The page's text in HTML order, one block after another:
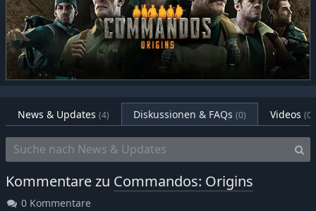
News & Updates (4) Diskussionen & FAQs (0) Videos (0)
Kommentare zu Commandos: Origins
0 Kommentare